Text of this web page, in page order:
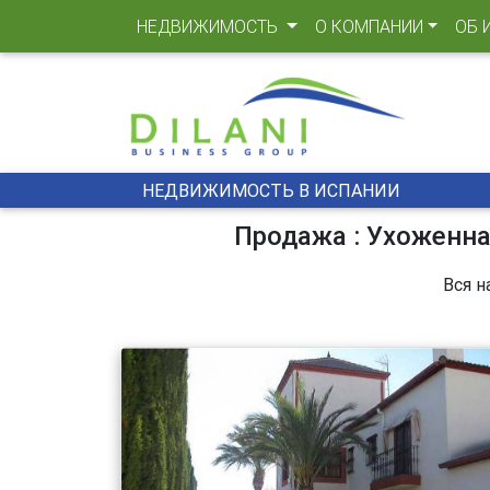
НЕДВИЖИМОСТЬ (CURRENT)
О КОМПАНИИ ОБ
НЕДВИЖИМОСТЬ В ИСПАНИИ
Продажа :
Вся